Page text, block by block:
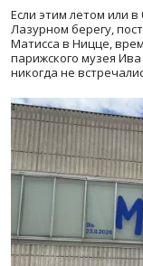
Если этим летом или
Лазурном берегу,
Матисса в Ницце,
парижского музея
никогда не